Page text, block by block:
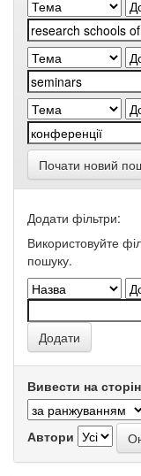
Почати новий
Додати фільтри:
Використовуйте
пошуку.
Вивести на
Автори